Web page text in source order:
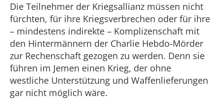
Die Teilnehmer der Kriegsallianz müssen nicht
fürchten, für ihre Kriegsverbrechen oder für ihre
– mindestens indirekte – Komplizenschaft mit
den Hintermännern der Charlie Hebdo-Mörder
zur Rechenschaft gezogen zu werden. Denn sie
führen im Jemen einen Krieg, der ohne
westliche Unterstützung und Waffenlieferungen
gar nicht möglich wäre.